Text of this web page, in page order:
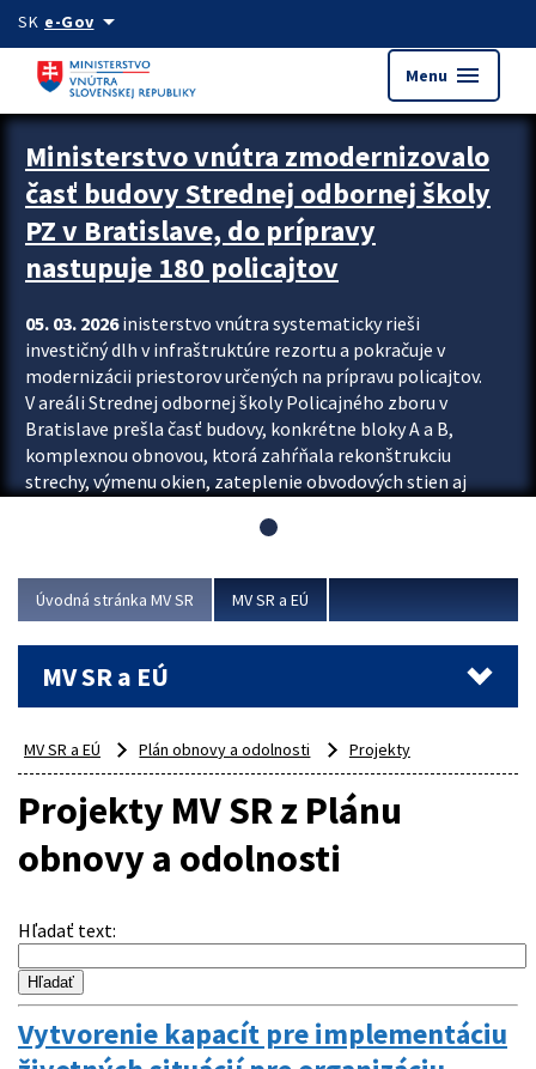
Preskocit na hlavný obsah
SK e-Govarrow_drop_down
Menu menu
Ministerstvo vnútra zmodernizovalo
časť budovy Strednej odbornej školy
PZ v Bratislave, do prípravy
nastupuje 180 policajtov
05. 03. 2026inisterstvo vnútra systematicky rieši
investičný dlh v infraštruktúre rezortu a pokračuje v
modernizácii priestorov určených na prípravu policajtov.
V areáli Strednej odbornej školy Policajného zboru v
Bratislave prešla časť budovy, konkrétne bloky A a B,
komplexnou obnovou, ktorá zahŕňala rekonštrukciu
strechy, výmenu okien, zateplenie obvodových stien aj
aj interiéru, kde vznikli nové učebne a moderné
Viac
Úvodná stránka MV SR MV SR a EÚ
MV SR a EÚ
MV SR a EÚ Plán obnovy a odolnosti Projekty
Projekty MV SR z Plánu
obnovy a odolnosti
Hľadať text:
Vytvorenie kapacít pre implementáciu